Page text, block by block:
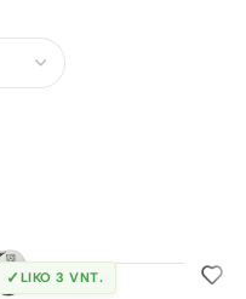
✓ LIKO 3 VNT.